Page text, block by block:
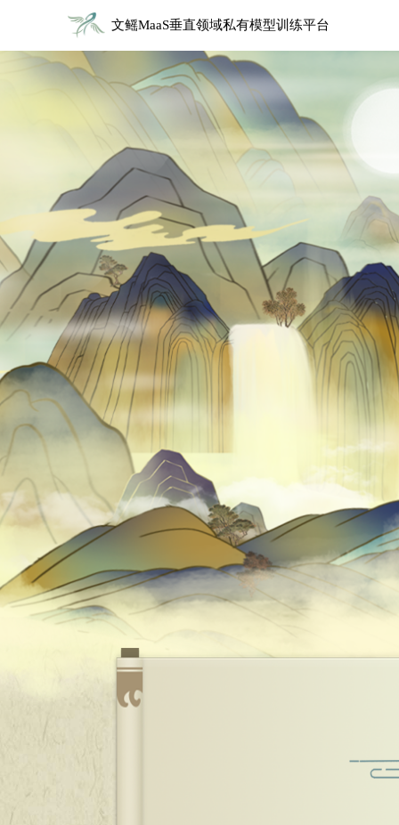
文鳐MaaS垂直领域私有模型训练平台